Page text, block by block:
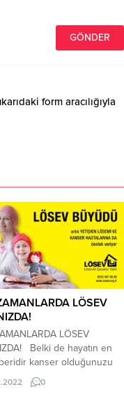
form aracılığıyla
LÖSEV
LÖSEV
Belki de hayatın en
kanser olduğunuzu
hastalığını
Bilinmezlerle dolu bir
0